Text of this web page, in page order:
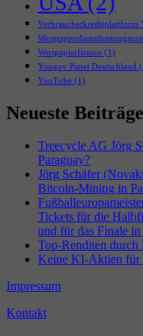
Verbraucherkreditplattform
Wertpapierfirmen (1)
Yougov Panel Deutschland
YouTube (1)
Neueste Beiträge
Treecycle AG Jörg
Paraguay?
Jörg Schäfer
Bitcoin-Mining in
Tickets für die
und für das Finale
Top-Renditen durch
Keine KI-Aktien für
Impressum
Kontakt